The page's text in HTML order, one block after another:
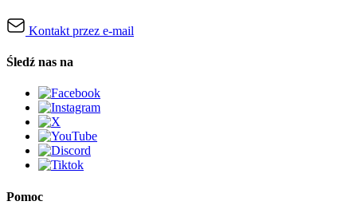
Kontakt przez e-mail
Śledź nas na
Pomoc